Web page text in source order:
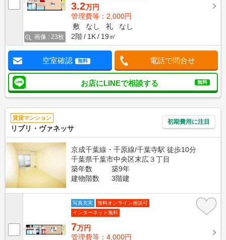
画像 : 23枚
3.2万円
管理費等：2,000円
敷
なし 礼
なし
2階
1K 19㎡
空室確認 無料 電話で問合せ
お店にLINEで相談する 無料
賃貸マンション
リブリ・ヴァネッサ
初期費用に注目
京成千葉線・千原線/千葉寺駅 徒歩10分
千葉県千葉市中央区末広３丁目
築年数
築9年
建物階数
3階建
写真充実
無料オンライン相談可
インターネット無料
7万円
管理費等：4,000円